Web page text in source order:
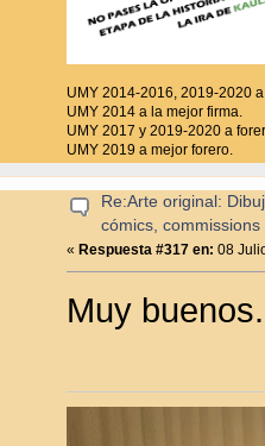
UMY 2014-2016, 2019-2020
UMY 2014 a la mejor firma.
UMY 2017 y 2019-2020 a
UMY 2019 a mejor forero.
Re:Arte original:
cómics,
«Respuesta #317 en: 08
Muy